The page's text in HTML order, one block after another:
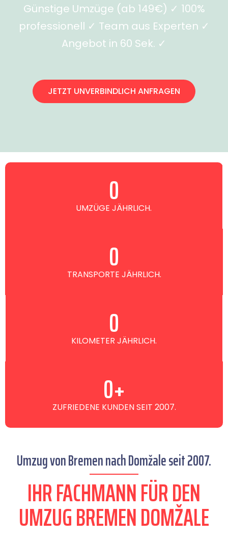
Günstige Umzüge (ab 149€) ✓ 100%
professionell ✓ Team aus Experten ✓
Angebot in 60 Sek. ✓
JETZT UNVERBINDLICH ANFRAGEN
UMZÜGE JÄHRLICH.
0
TRANSPORTE JÄHRLICH.
0
KILOMETER JÄHRLICH.
0
ZUFRIEDENE KUNDEN SEIT 2007.
0+
Umzug von Bremen nach Domžale seit 2007.
IHR FACHMANN FÜR DEN
UMZUG BREMEN DOMŽALE